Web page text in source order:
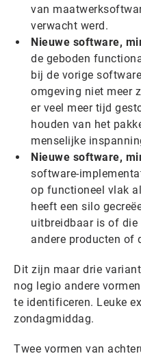
van
verwacht werd.
Nieuwe software,
de geboden
bij de vorige
omgeving niet meer
er veel meer tijd
houden van het
menselijke
Nieuwe software,
software-
op functioneel vlak
heeft een silo
uitbreidbaar is of
andere producten of
Dit zijn maar drie
nog legio andere
te identificeren. Leuke
zondagmiddag.
Twee vormen van